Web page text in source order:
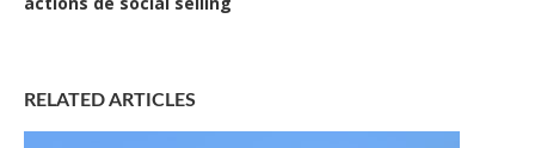
RELATED ARTICLES